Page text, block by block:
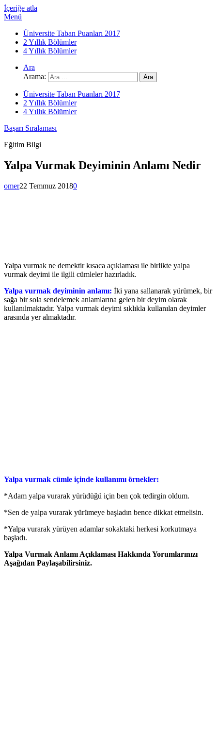
İçeriğe atla
Menü
Üniversite Taban Puanları 2017
2 Yıllık Bölümler
4 Yıllık Bölümler
Ara
Arama:
Üniversite Taban Puanları 2017
2 Yıllık Bölümler
4 Yıllık Bölümler
Başarı Sıralaması
Eğitim Bilgi
Yalpa Vurmak Deyiminin Anlamı Nedir
omer22 Temmuz 20180
Yalpa vurmak ne demektir kısaca açıklaması ile birlikte yalpa
vurmak deyimi ile ilgili cümleler hazırladık.
Yalpa vurmak deyiminin anlamı: İki yana sallanarak yürümek, bir
sağa bir sola sendelemek anlamlarına gelen bir deyim olarak
kullanılmaktadır. Yalpa vurmak deyimi sıklıkla kullanılan deyimler
arasında yer almaktadır.
Yalpa vurmak cümle içinde kullanımı örnekler:
*Adam yalpa vurarak yürüdüğü için ben çok tedirgin oldum.
*Sen de yalpa vurarak yürümeye başladın bence dikkat etmelisin.
*Yalpa vurarak yürüyen adamlar sokaktaki herkesi korkutmaya
başladı.
Yalpa Vurmak Anlamı Açıklaması Hakkında Yorumlarınızı
Aşağıdan Paylaşabilirsiniz.